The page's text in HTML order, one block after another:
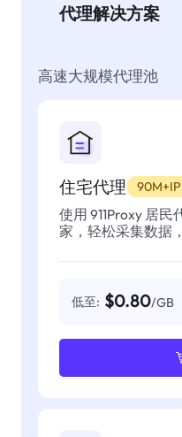
代理解决方案
高速大规模代理池
住宅代理 90M+IP
使用 911Proxy 居民
家，轻松采集数据
低至: $0.80/GB